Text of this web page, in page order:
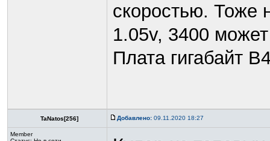
скоростью. Тоже
1.05v, 3400
Плата гигабайт
TaNatos[256] Добавлено: 09.11.2020 18:27
Member